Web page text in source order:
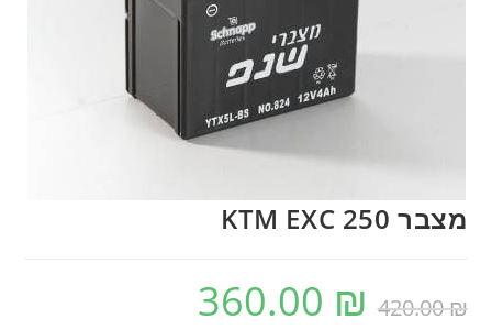
מצבר KTM EXC 250
420.00₪
המחיר
המקורי
היה: 360.00 ₪